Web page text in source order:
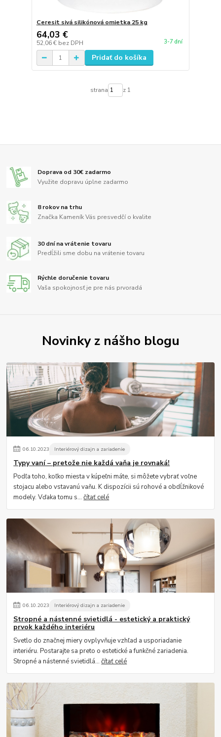
Ceresit sivá silikónová omietka 25 kg
64,03 €
52,06 € bez DPH 3-7 dní
Pridať do košíka
strana z 1
Doprava od 30€ zadarmo
Využite dopravu úplne zadarmo
8 rokov na trhu
Značka Kameník Vás presvedčí o kvalite
30 dní na vrátenie tovaru
Predĺžili sme dobu na vrátenie tovaru
Rýchle doručenie tovaru
Vaša spokojnosť je pre nás prvoradá
Novinky z nášho blogu
06.10.2023 Interiérový dizajn a zariadenie
Typy vaní – pretože nie každá vaňa je rovnaká!
Podľa toho, koľko miesta v kúpeľni máte, si môžete vybrať voľne
stojacu alebo vstavanú vaňu. K dispozícii sú rohové a obdĺžnikové
modely. Vďaka tomu s...čítať celé
06.10.2023 Interiérový dizajn a zariadenie
Stropné a nástenné svietidlá - estetický a praktický
prvok každého interiéru
Svetlo do značnej miery ovplyvňuje vzhľad a usporiadanie
interiéru. Postarajte sa preto o estetické a funkčné zariadenia.
Stropné a nástenné svietidlá...čítať celé